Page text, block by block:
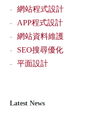
網站程式設計
APP程式設計
網站資料維護
SEO搜尋優化
平面設計
Latest News